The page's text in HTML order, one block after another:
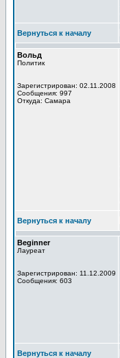
Вернуться к началу
Вольд
Политик
Зарегистрирован: 02.11.2008
Сообщения: 997
Откуда: Самара
Вернуться к началу
Beginner
Лауреат
Зарегистрирован: 11.12.2009
Сообщения: 603
Вернуться к началу